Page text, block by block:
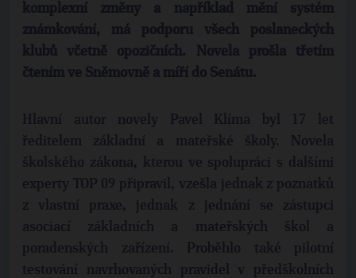
komplexní změny a například mění systém
známkování, má podporu všech poslaneckých
klubů včetně opozičních. Novela prošla třetím
čtením ve Sněmovně a míří do Senátu.
Hlavní autor novely Pavel Klíma byl 17 let
ředitelem základní a mateřské školy. Novela
školského zákona, kterou ve spolupráci s dalšími
experty TOP 09 připravil, vzešla jednak z poznatků
z vlastní praxe, jednak z jednání se zástupci
asociací základních a mateřských škol a
poradenských zařízení. Proběhlo také pilotní
testování navrhovaných pravidel v předškolních